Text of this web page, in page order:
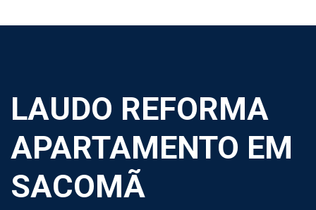
LAUDO REFORMA
APARTAMENTO EM
SACOMÃ